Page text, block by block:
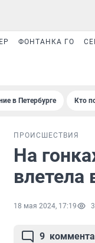
ФОНТАНКА ГО
в Петербурге Кто
ПРОИСШЕСТВИЯ
На
влетела
18 мая 2024, 17:19
9